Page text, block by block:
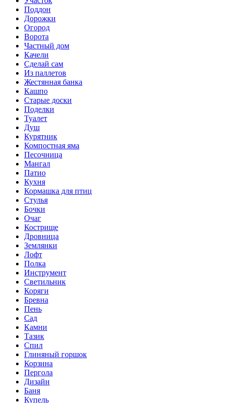
Поддон
Дорожки
Огород
Ворота
Частный дом
Качели
Сделай сам
Из паллетов
Жестянная банка
Кашпо
Старые доски
Поделки
Туалет
Душ
Курятник
Компостная яма
Песочница
Мангал
Патио
Кухня
Кормашка для птиц
Стулья
Бочки
Очаг
Кострище
Дровница
Землянки
Лофт
Полка
Инструмент
Светильник
Коряги
Бревна
Пень
Сад
Камни
Тазик
Спил
Глиняный горшок
Корзина
Пергола
Дизайн
Баня
Купель